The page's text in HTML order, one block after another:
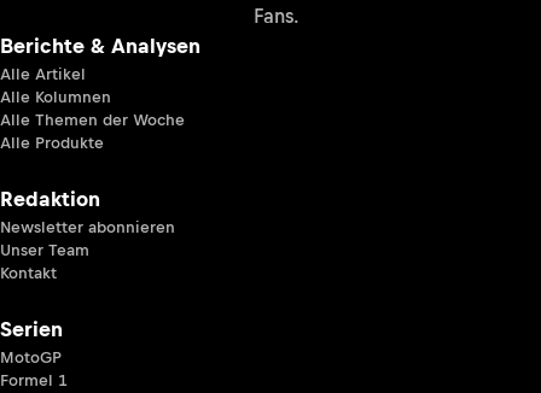
Fans.
Berichte & Analysen
Alle Artikel
Alle Kolumnen
Alle Themen der Woche
Alle Produkte
Redaktion
Newsletter abonnieren
Unser Team
Kontakt
Serien
MotoGP
Formel 1